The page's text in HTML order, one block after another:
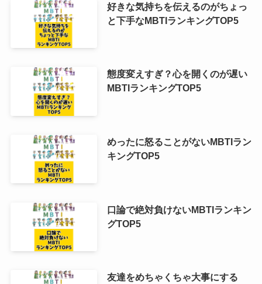
好きな気持ちを伝えるのがちょっ
と下手なMBTIランキングTOP5
態度変えすぎ？心を開くのが遅い
MBTIランキングTOP5
めったに怒ることがないMBTIラン
キングTOP5
口論で絶対負けないMBTIランキン
グTOP5
友達をめちゃくちゃ大事にする